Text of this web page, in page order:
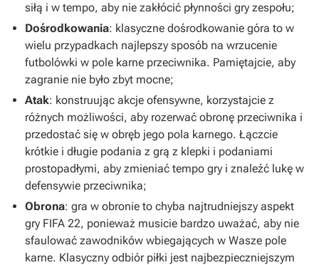
siłą i w tempo, aby nie zakłócić płynności gry zespołu;
Dośrodkowania: klasyczne dośrodkowanie góra to w
wielu przypadkach najlepszy sposób na wrzucenie
futbolówki w pole karne przeciwnika. Pamiętajcie, aby
zagranie nie było zbyt mocne;
Atak: konstruując akcje ofensywne, korzystajcie z
różnych możliwości, aby rozerwać obronę przeciwnika i
przedostać się w obręb jego pola karnego. Łączcie
krótkie i długie podania z grą z klepki i podaniami
prostopadłymi, aby zmieniać tempo gry i znaleźć lukę w
defensywie przeciwnika;
Obrona: gra w obronie to chyba najtrudniejszy aspekt
gry FIFA 22, ponieważ musicie bardzo uważać, aby nie
sfaulować zawodników wbiegających w Wasze pole
karne. Klasyczny odbiór piłki jest najbezpieczniejszym